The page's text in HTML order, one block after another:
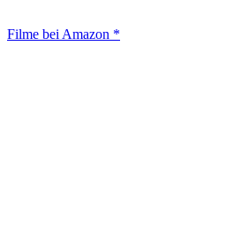
Filme bei Amazon *